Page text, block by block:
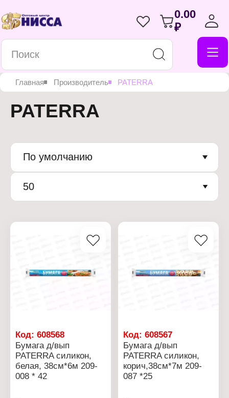
0.00
₽
Главная Производитель PATERRA
PATERRA
По умолчанию
50
Код: 608568
Бумага д/вып
PATERRA силикон,
белая, 38см*6м 209-
008 * 42
Код:608567
Бумага д/вып
PATERRA силикон,
корич,38см*7м 209-
087 *25